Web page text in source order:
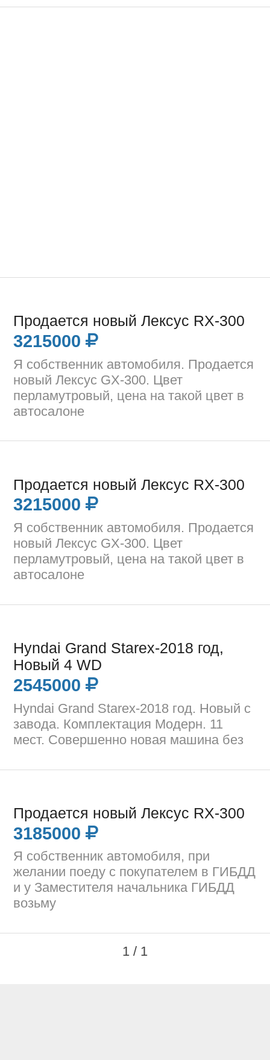
Продается новый Лексус RX-300
3215000
Я собственник автомобиля. Продается
новый Лексус GX-300. Цвет
перламутровый, цена на такой цвет в
автосалоне
Продается новый Лексус RX-300
3215000
Я собственник автомобиля. Продается
новый Лексус GX-300. Цвет
перламутровый, цена на такой цвет в
автосалоне
Hyndai Grand Starex-2018 год,
Новый 4 WD
2545000
Hyndai Grand Starex-2018 год. Новый с
завода. Комплектация Модерн. 11
мест. Совершенно новая машина без
Продается новый Лексус RX-300
3185000
Я собственник автомобиля, при
желании поеду с покупателем в ГИБДД
и у Заместителя начальника ГИБДД
возьму
1 / 1